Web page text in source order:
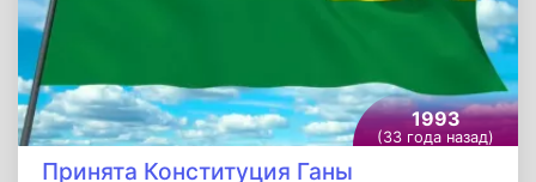
1993
(33 года назад)
Принята Конституция Ганы